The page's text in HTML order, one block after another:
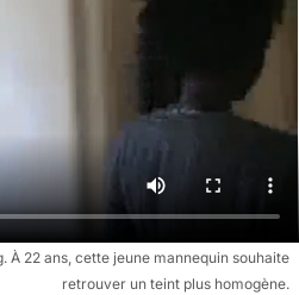
À 22 ans, cette jeune mannequin souhaite
retrouver un teint plus homogène.